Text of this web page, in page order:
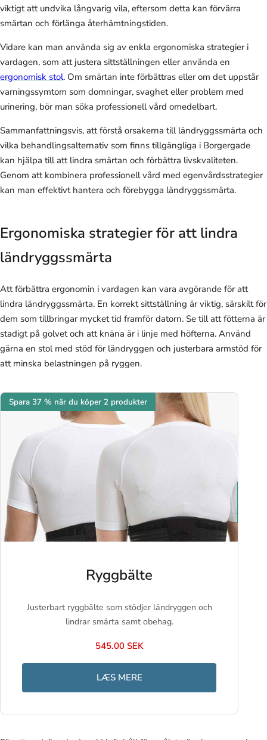
viktigt att undvika långvarig vila, eftersom detta kan förvärra
smärtan och förlänga återhämtningstiden.
Vidare kan man använda sig av enkla ergonomiska strategier i
vardagen, som att justera sittställningen eller använda en
ergonomisk stol. Om smärtan inte förbättras eller om det uppstår
varningssymtom som domningar, svaghet eller problem med
urinering, bör man söka professionell vård omedelbart.
Sammanfattningsvis, att förstå orsakerna till ländryggssmärta och
vilka behandlingsalternativ som finns tillgängliga i Borgergade
kan hjälpa till att lindra smärtan och förbättra livskvaliteten.
Genom att kombinera professionell vård med egenvårdsstrategier
kan man effektivt hantera och förebygga ländryggssmärta.
Ergonomiska strategier för att lindra
ländryggssmärta
Att förbättra ergonomin i vardagen kan vara avgörande för att
lindra ländryggssmärta. En korrekt sittställning är viktig, särskilt för
dem som tillbringar mycket tid framför datorn. Se till att fötterna är
stadigt på golvet och att knäna är i linje med höfterna. Använd
gärna en stol med stöd för ländryggen och justerbara armstöd för
att minska belastningen på ryggen.
Spara 37 % när du köper 2 produkter
Ryggbälte
Justerbart ryggbälte som stödjer ländryggen och
lindrar smärta samt obehag.
545.00 SEK
LÆS MERE